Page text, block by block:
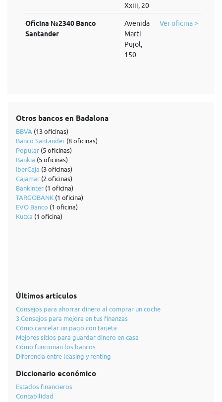
Xxiii, 20
Oficina №2340 Banco
Santander
Avenida
Marti
Pujol,
150
Ver oficina >
Otros bancos en Badalona
BBVA (13 oficinas)
Banco Santander (8 oficinas)
Popular (5 oficinas)
Bankia (5 oficinas)
IberCaja (3 oficinas)
Cajamar (2 oficinas)
Bankinter (1 oficina)
TARGOBANK (1 oficina)
EVO Banco (1 oficina)
Kutxa (1 oficina)
Últimos artículos
Consejos para ahorrar dinero al comprar un coche
3 Consejos para mejora en tus finanzas
Cómo cancelar un pago con tarjeta
Mejores sitios para guardar dinero en casa
Cómo funcionan los bancos
Diferencia entre leasing y renting
Diccionario económico
Estados financieros
Contabilidad